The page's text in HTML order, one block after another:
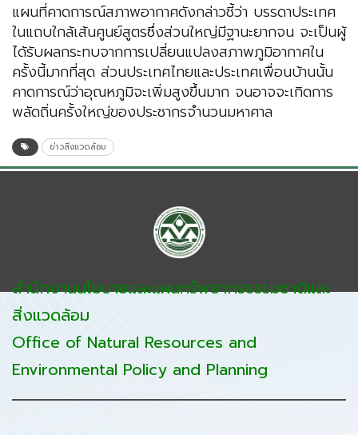
แผนที่คาดการณ์สภาพอากาศดังกล่าวชี้ว่า บรรดาประเทศ
ในแถบใกล้เส้นศูนย์สูตรซึ่งส่วนใหญ่มีฐานะยากจน จะเป็นผู้
ได้รับผลกระทบจากการเปลี่ยนแปลงสภาพภูมิอากาศใน
ครั้งนี้มากที่สุด ส่วนประเทศไทยและประเทศเพื่อนบ้านนั้น
คาดการณ์ว่าอุณหภูมิจะเพิ่มสูงขึ้นมาก จนอาจจะเกิดการ
พลัดถิ่นครั้งใหญ่ของประชากรจำนวนมหาศาล
ข่าวสิ่งแวดล้อม
สำนักงานนโยบายและแผนทรัพยากรธรรมชาติและ
สิ่งแวดล้อม
Office of Natural Resources and
Environmental Policy and Planning